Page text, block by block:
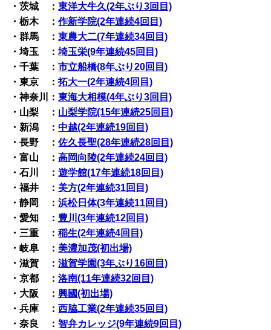
・茨城 ：東洋大牛久(2年ぶり3回目)
・栃木 ：作新学院(2年連続4回目)
・群馬 ：東農大二(7年連続34回目)
・埼玉 ：埼玉栄(9年連続45回目)
・千葉 ：市立船橋(8年ぶり20回目)
・東京 ：拓大一(2年連続4回目)
・神奈川：東海大相模(4年ぶり3回目)
・山梨 ： 山梨学院(15年連続25回目)
・新潟 ：中越(2年連続19回目)
・長野 ：佐久長聖(28年連続28回目)
・富山 ：高岡向陵(2年連続24回目)
・石川 ：遊学館(17年連続18回目)
・福井 ： 美方(2年連続31回目)
・静岡 ：浜松日体(3年連続11回目)
・愛知 ： 豊川(3年連続12回目)
・三重 ：稲生(2年連続4回目)
・岐阜 ： 美濃加茂(初出場)
・滋賀 ：滋賀学園(3年ぶり16回目)
・京都 ：洛南(11年連続32回目)
・大阪 ：興國(初出場)
・兵庫 ：西脇工業(2年連続35回目)
・奈良 ：智弁カレッジ(9年連続9回目)